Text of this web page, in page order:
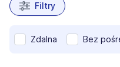
Filtry
Zdalna Bez